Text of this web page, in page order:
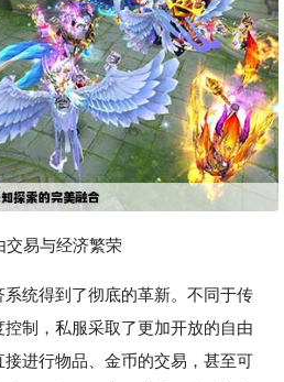
交易与经济繁荣
统得到了彻底的革新。不同于传
制，私服采取了更加开放的自由
进行物品、金币的交易，甚至可